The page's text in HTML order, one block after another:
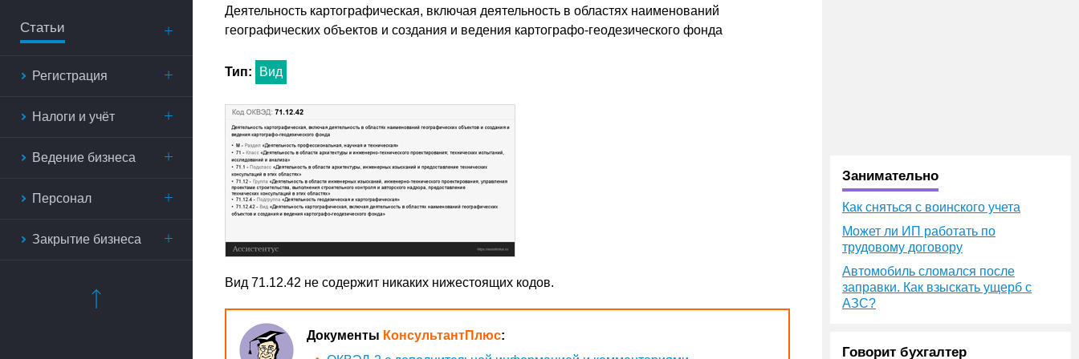
Статьи
Регистрация
Налоги и учёт
Ведение бизнеса
Персонал
Закрытие бизнеса
Деятельность картографическая, включая деятельность в областях наименований
географических объектов и создания и ведения картографо-геодезического фонда
Тип: Вид
Вид 71.12.42 не содержит никаких нижестоящих кодов.
Документы КонсультантПлюс:
Занимательно
Как сняться с воинского учета
Может ли ИП работать по
трудовому договору
Автомобиль сломался после
заправки. Как взыскать ущерб с
АЗС?
Говорит бухгалтер